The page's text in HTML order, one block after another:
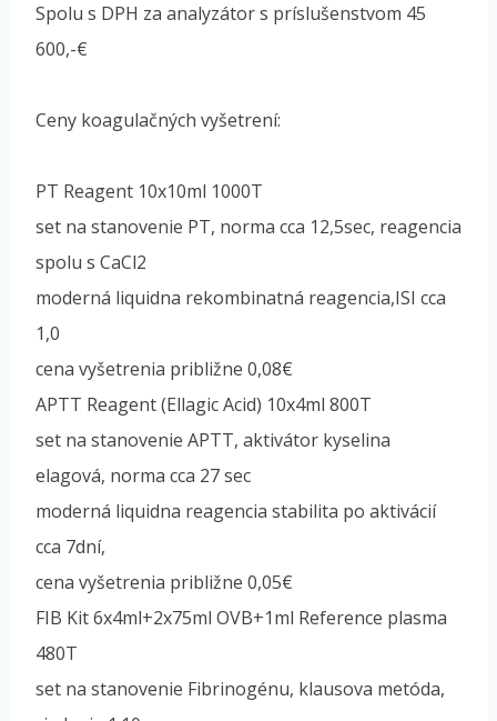
Spolu s DPH za analyzátor s príslušenstvom 45
600,-€
Ceny koagulačných vyšetrení:
PT Reagent 10x10ml 1000T
set na stanovenie PT, norma cca 12,5sec, reagencia
spolu s CaCl2
moderná liquidna rekombinatná reagencia,ISI cca
1,0
cena vyšetrenia približne 0,08€
APTT Reagent (Ellagic Acid) 10x4ml 800T
set na stanovenie APTT, aktivátor kyselina
elagová, norma cca 27 sec
moderná liquidna reagencia stabilita po aktivácií
cca 7dní,
cena vyšetrenia približne 0,05€
FIB Kit 6x4ml+2x75ml OVB+1ml Reference plasma
480T
set na stanovenie Fibrinogénu, klausova metóda,